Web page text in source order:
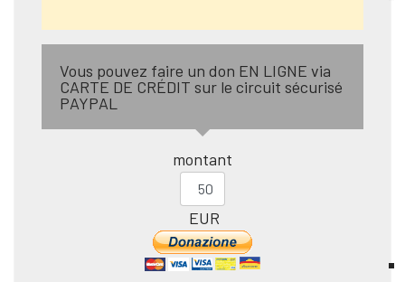
Vous pouvez faire un don EN LIGNE via
CARTE DE CRÉDIT sur le circuit sécurisé
PAYPAL
montant
EUR